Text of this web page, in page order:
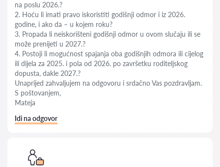
na poslu 2026.?
2. Hoću li imati pravo iskoristiti godišnji odmor i iz 2026.
godine, i ako da – u kojem roku?
3. Propada li neiskorišteni godišnji odmor u ovom slučaju ili se
može prenijeti u 2027.?
4. Postoji li mogućnost spajanja oba godišnjih odmora ili cijelog
ili dijela za 2025. i pola od 2026. po završetku roditeljskog
dopusta, dakle 2027.?
Unaprijed zahvaljujem na odgovoru i srdačno Vas pozdravljam.
S poštovanjem,
Mateja
Idi na odgovor